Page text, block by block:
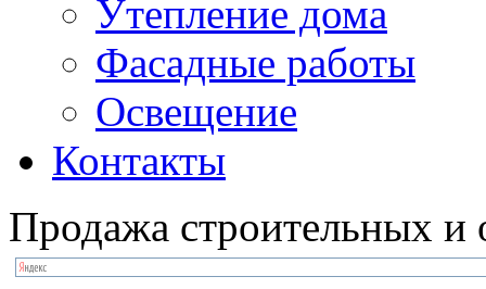
Утепление дома
Фасадные работы
Освещение
Контакты
Продажа строительных и